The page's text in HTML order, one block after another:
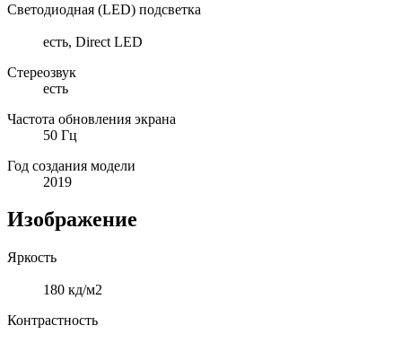
Светодиодная (LED) подсветка
есть, Direct LED
Стереозвук
есть
Частота обновления экрана
50 Гц
Год создания модели
2019
Изображение
Яркость
180 кд/м2
Контрастность